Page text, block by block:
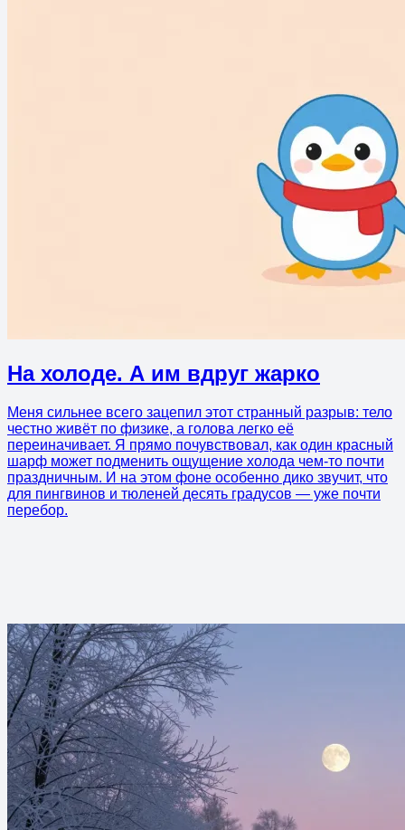
На холоде. А им вдруг жарко
Меня сильнее всего зацепил этот странный разрыв: тело
честно живёт по физике, а голова легко её
переиначивает. Я прямо почувствовал, как один красный
шарф может подменить ощущение холода чем-то почти
праздничным. И на этом фоне особенно дико звучит, что
для пингвинов и тюленей десять градусов — уже почти
перебор.